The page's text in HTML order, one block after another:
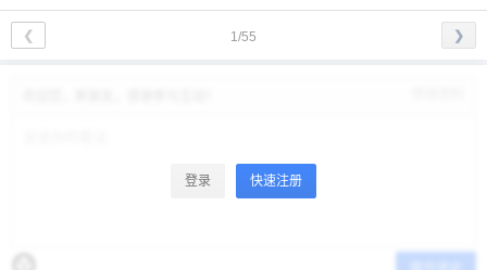
1/55
❮ ❯
登录 快速注册